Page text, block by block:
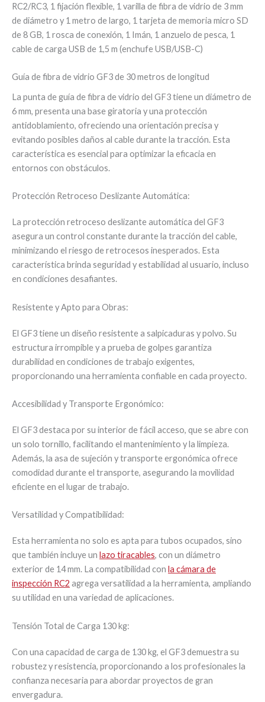
RC2/RC3, 1 fijación flexible, 1 varilla de fibra de vidrio de 3 mm
de diámetro y 1 metro de largo, 1 tarjeta de memoria micro SD
de 8 GB, 1 rosca de conexión, 1 Imán, 1 anzuelo de pesca, 1
cable de carga USB de 1,5 m (enchufe USB/USB-C)
Guía de fibra de vidrio GF3 de 30 metros de longitud
La punta de guía de fibra de vidrio del GF3 tiene un diámetro de
6 mm, presenta una base giratoria y una protección
antidoblamiento, ofreciendo una orientación precisa y
evitando posibles daños al cable durante la tracción. Esta
característica es esencial para optimizar la eficacia en
entornos con obstáculos.
Protección Retroceso Deslizante Automática:
La protección retroceso deslizante automática del GF3
asegura un control constante durante la tracción del cable,
minimizando el riesgo de retrocesos inesperados. Esta
característica brinda seguridad y estabilidad al usuario, incluso
en condiciones desafiantes.
Resistente y Apto para Obras:
El GF3 tiene un diseño resistente a salpicaduras y polvo. Su
estructura irrompible y a prueba de golpes garantiza
durabilidad en condiciones de trabajo exigentes,
proporcionando una herramienta confiable en cada proyecto.
Accesibilidad y Transporte Ergonómico:
El GF3 destaca por su interior de fácil acceso, que se abre con
un solo tornillo, facilitando el mantenimiento y la limpieza.
Además, la asa de sujeción y transporte ergonómica ofrece
comodidad durante el transporte, asegurando la movilidad
eficiente en el lugar de trabajo.
Versatilidad y Compatibilidad:
Esta herramienta no solo es apta para tubos ocupados, sino
que también incluye un lazo tiracables, con un diámetro
exterior de 14 mm. La compatibilidad con la cámara de
inspección RC2 agrega versatilidad a la herramienta, ampliando
su utilidad en una variedad de aplicaciones.
Tensión Total de Carga 130 kg:
Con una capacidad de carga de 130 kg, el GF3 demuestra su
robustez y resistencia, proporcionando a los profesionales la
confianza necesaria para abordar proyectos de gran
envergadura.